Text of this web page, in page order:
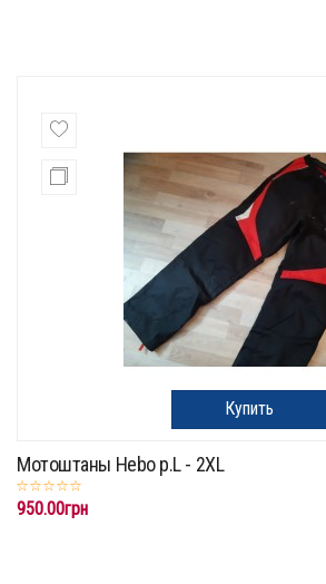
Купить
Мотоштаны Hebo p.L - 2XL
950.00грн